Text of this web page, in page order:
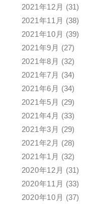
2021年12月 (31)
2021年11月 (38)
2021年10月 (39)
2021年9月 (27)
2021年8月 (32)
2021年7月 (34)
2021年6月 (34)
2021年5月 (29)
2021年4月 (33)
2021年3月 (29)
2021年2月 (28)
2021年1月 (32)
2020年12月 (31)
2020年11月 (33)
2020年10月 (37)